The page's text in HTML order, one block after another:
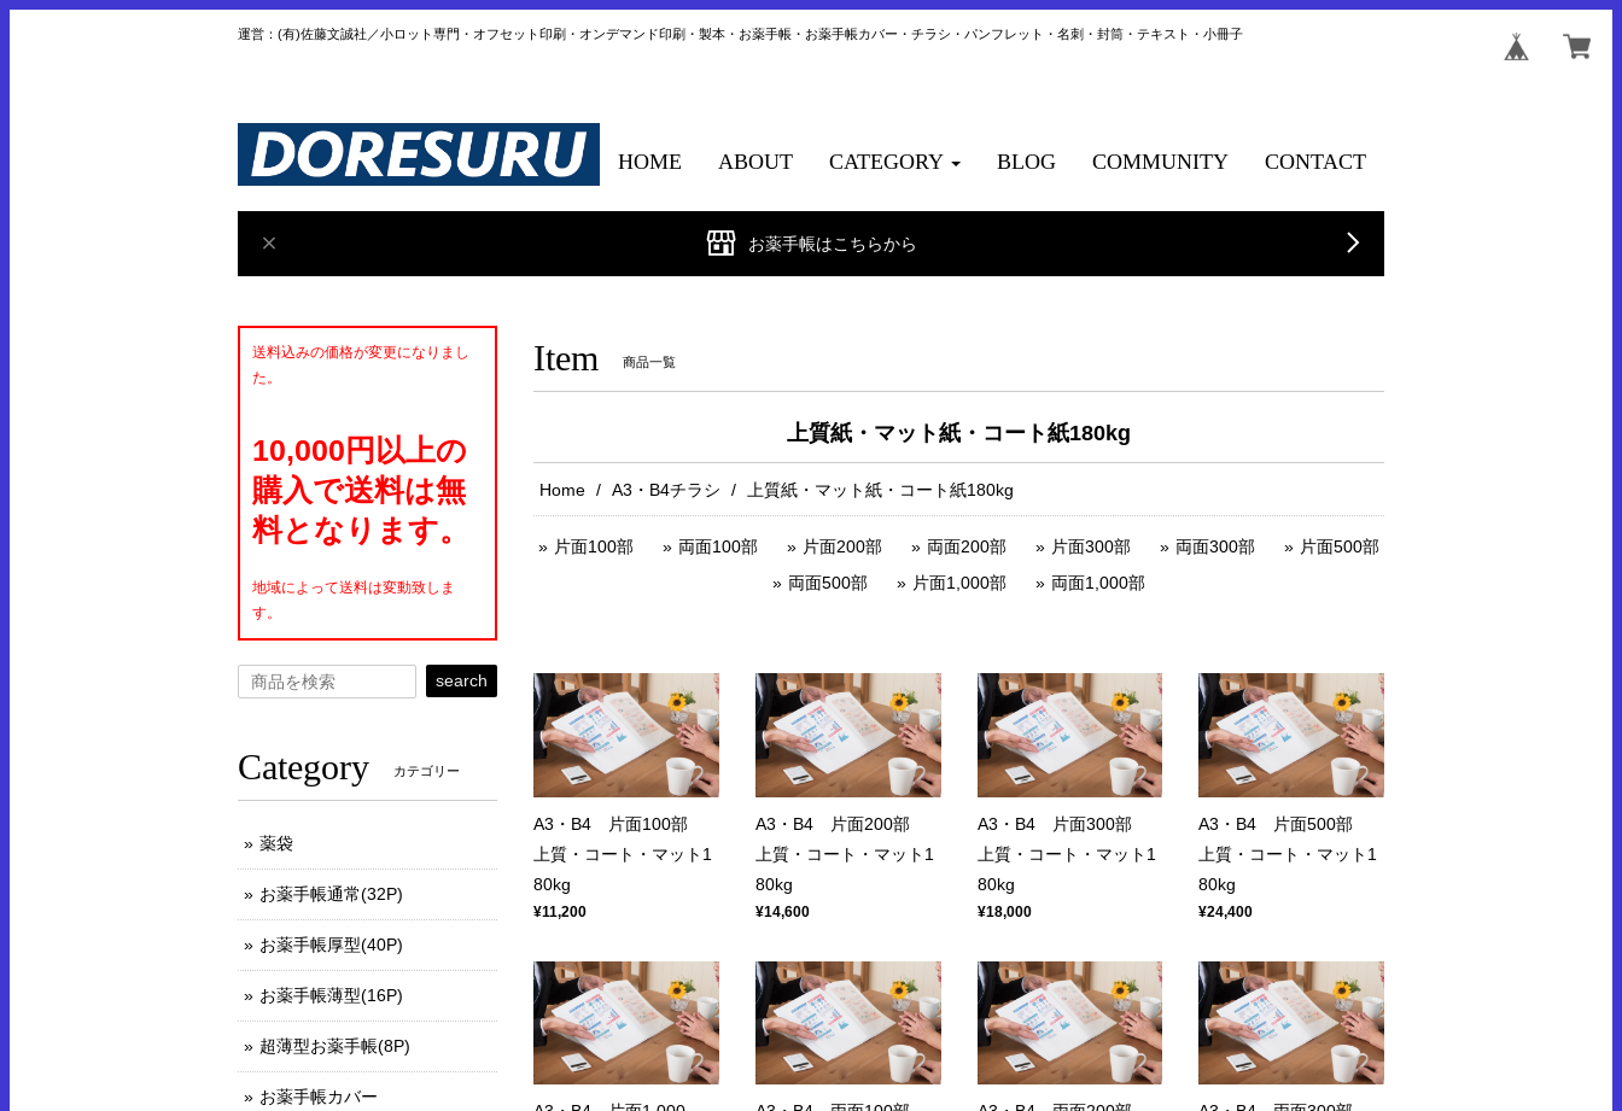
運営：(有)佐藤文誠社／小ロット専門・オフセット印刷・オンデマンド印刷・製本・お薬手帳・お薬手帳カバー・チラシ・パンフレット・名刺・封筒・テキスト・小冊子
HOME ABOUT CATEGORY BLOG COMMUNITY CONTACT
お薬手帳はこちらから
Item 商品一覧
上質紙・マット紙・コート紙180kg
Home A3・B4チラシ 上質紙・マット紙・コート紙180kg
片面100部 両面100部 片面200部 両面200部 片面300部 両面300部
片面500部
両面500部
片面1,000部 両面1,000部
A3・B4 片面100部
上質・コート・マット1
80kg
¥11,200
A3・B4 片面200部
上質・コート・マット1
80kg
¥14,600
A3・B4 片面300部
上質・コート・マット1
80kg
¥18,000
A3・B4 片面500部
上質・コート・マット1
80kg
¥24,400
送料込みの価格が変更になりまし
た。
10,000円以上の
購入で送料は無
料となります。
地域によって送料は変動致しま
す。
search
Category カテゴリー
薬袋
お薬手帳通常(32P)
お薬手帳厚型(40P)
お薬手帳薄型(16P)
超薄型お薬手帳(8P)
お薬手帳カバー